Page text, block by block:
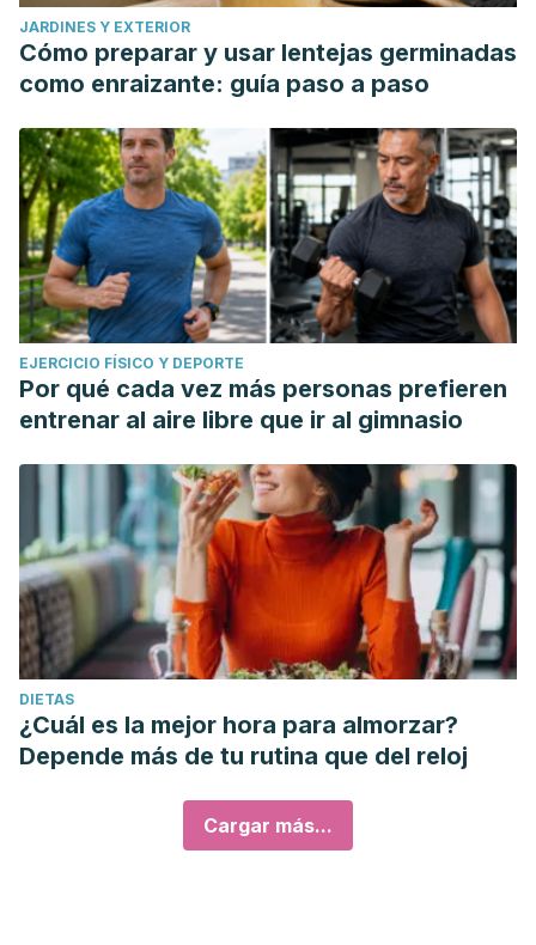
JARDINES Y EXTERIOR
Cómo preparar y usar lentejas germinadas
como enraizante: guía paso a paso
EJERCICIO FÍSICO Y DEPORTE
Por qué cada vez más personas prefieren
entrenar al aire libre que ir al gimnasio
DIETAS
¿Cuál es la mejor hora para almorzar?
Depende más de tu rutina que del reloj
Cargar más...